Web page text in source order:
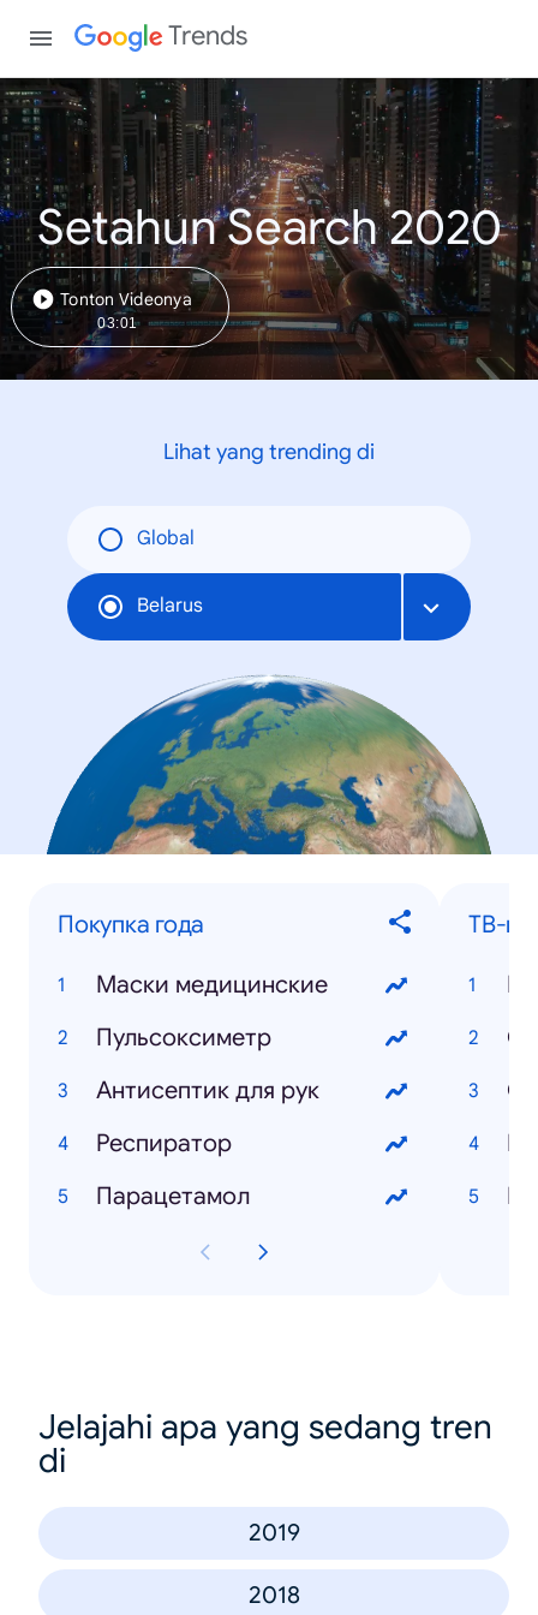
Trends
Setahun Search 2020
Tonton Videonya
03:01
Lihat yang trending di
Global
Belarus
Покупка года
Маски медицинские
Пульсоксиметр
Антисептик для рук
Респиратор
Парацетамол
ТВ-
Jelajahi apa yang sedang tren
di
2019
2018